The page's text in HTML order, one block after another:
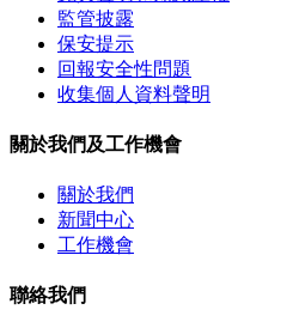
監管披露
保安提示
回報安全性問題
收集個人資料聲明
關於我們及工作機會
關於我們
新聞中心
工作機會
聯絡我們